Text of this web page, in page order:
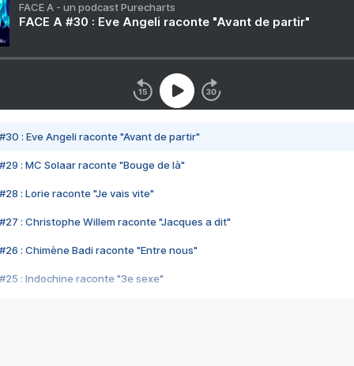
FACE A - un podcast Purecharts
FACE A #30 : Eve Angeli raconte "Avant de partir"
#30 : Eve Angeli raconte "Avant de partir"
#29 : MC Solaar raconte "Bouge de là"
#28 : Lorie raconte "Je vais vite"
#27 : Christophe Willem raconte "Jacques a dit"
#26 : Chimène Badi raconte "Entre nous"
#25 : Indochine raconte "3e sexe"